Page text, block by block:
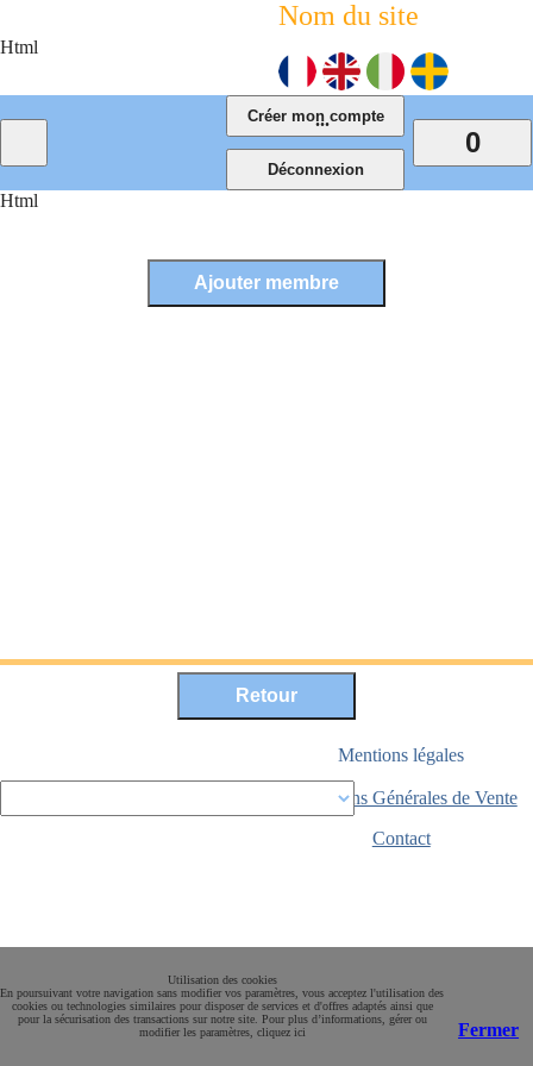
Html
Nom du site
Html
0
...
Utilisation des cookies
En poursuivant votre navigation sans modifier vos paramètres, vous acceptez l'utilisation des
cookies ou technologies similaires pour disposer de services et d'offres adaptés ainsi que
pour la sécurisation des transactions sur notre site. Pour plus d’informations, gérer ou
modifier les paramètres, cliquez ici
Fermer
Paiement sécurisé
Mentions légales
Conditions Générales de Vente
Contact